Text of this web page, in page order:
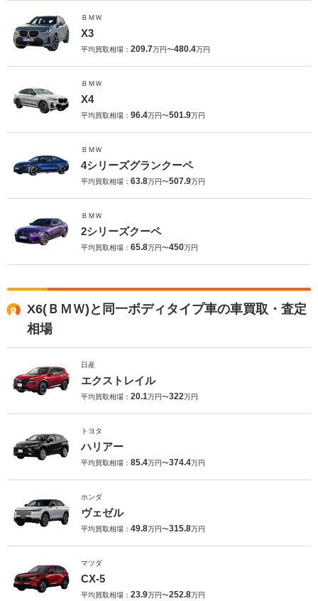
ＢＭＷ
X3
平均買取相場： 209.7万円〜480.4万円
ＢＭＷ
X4
平均買取相場： 96.4万円〜501.9万円
ＢＭＷ
4シリーズグランクーペ
平均買取相場： 63.8万円〜507.9万円
ＢＭＷ
2シリーズクーペ
平均買取相場： 65.8万円〜450万円
X6(ＢＭＷ)と同一ボディタイプ車の車買取・査定
相場
日産
エクストレイル
平均買取相場： 20.1万円〜322万円
トヨタ
ハリアー
平均買取相場： 85.4万円〜374.4万円
ホンダ
ヴェゼル
平均買取相場： 49.8万円〜315.8万円
マツダ
CX-5
平均買取相場： 23.9万円〜252.8万円